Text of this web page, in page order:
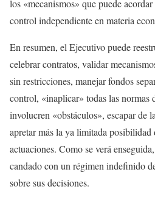
los «mecanismos» que puede
control independiente en materia
En resumen, el Ejecutivo puede
celebrar contratos, validar
sin restricciones, manejar fondos
control, «inaplicar» todas las normas
involucren «obstáculos», escapar de
apretar más la ya limitada posibilidad
actuaciones. Como se verá
candado con un régimen indefinido
sobre sus decisiones.